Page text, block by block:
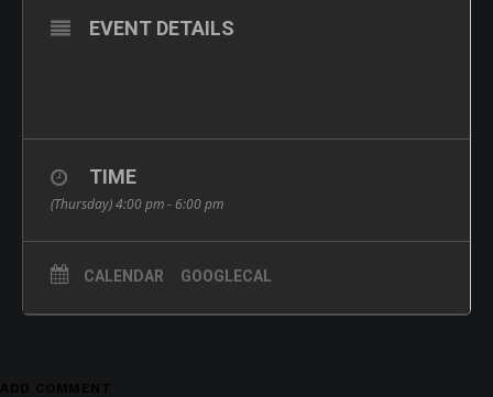
EVENT DETAILS
TIME
(Thursday) 4:00 pm - 6:00 pm
CALENDAR GOOGLECAL
ADD COMMENT